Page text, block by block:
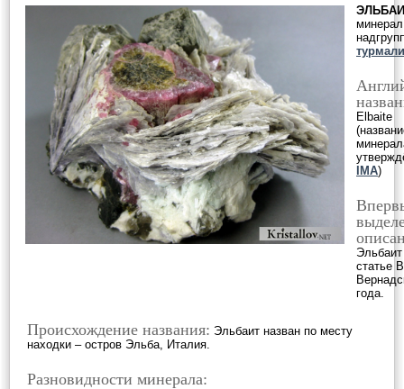
минерал
Elbaite
IMA)
статье
года.
Происхождение названия: Эльбаит назван по месту
находки – остров Эльба, Италия.
Разновидности минерала: